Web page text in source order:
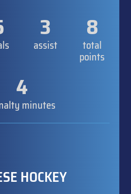
3
assist
8
total
points
4
minutes
HOCKEY